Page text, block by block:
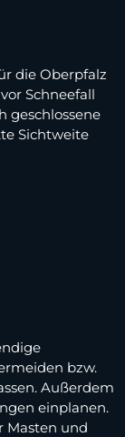
die Oberpfalz
Schneefall
geschlossene
Sichtweite
bzw.
Außerdem
einplanen.
Masten und